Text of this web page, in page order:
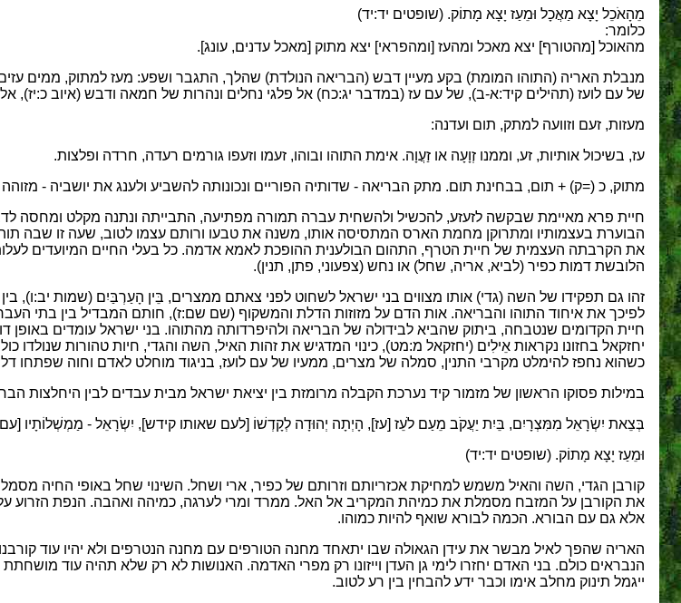
מֵהָאֹכֵל יָצָא מַאֲכָל וּמֵעַז יָצָא מָתוֹק. (שופטים יד:יד)
כלומר:
מהאוכל [מהטורף] יצא מאכל ומהעז [ומהפראי] יצא מתוק [מאכל עדנים, עונג].
מנבלת האריה (התוהו המומת) בקע מעיין דבש (הבריאה הנולדת) שהלך, התגבר ושפע: מעז למתוק, ממים
של עם לועז (תהילים קיד:א-ב), של עם עז (במדבר יג:כח) אל פלגי נחלים ונהרות של חמאה ודבש (איוב
מעזות, זעם וזוועה למתק, תום ועדנה:
עז, בשיכול אותיות, זע, וממנו זְוָעָה או זַעֲוָה. אימת התוהו ובוהו, זעמו וזעפו גורמים רעדה, חרדה ופלצות.
מתוק, כ (=ק) + תום, בבחינת תום. מתק הבריאה - שדותיה הפוריים ונכונותה להשביע ולענג את יושביה -
חיית פרא מאיימת שבקשה לזעזע, להכשיל ולהשחית עברה תמורה מפתיעה, התבייתה ונתנה מקלט ומחסה
הבוערת בעצמותיו ומתרוקן מחמת הארס המתסיסה אותו, משנה את טבעו ורותם עצמו לטוב, שעה זו שבה
את הקרבתה העצמית של חיית הטרף, התהום הבולענית ההופכת לאמא אדמה. כל בעלי החיים המיועדים
הלובשת דמות כפיר (לביא, אריה, שחל) או נחש (צפעוני, פתן, תנין).
זהו גם תפקידו של השה (גדי) אותו מצווים בני ישראל לשחוט לפני צאתם ממצרים, בֵּין הָעַרְבַּיִם (שמות
לפיכך את איחוד התוהו והבריאה. אות הדם על מזוזות הדלת והמשקוף (שם שם:ז), חותם המבדיל בין בתי
חיית הקדומים שנטבחה, ביתוק שהביא לבידולה של הבריאה ולהיפרדותה מהתוהו. בני ישראל עומדים
יחזקאל בחזונו נקראות אֵילִים (יחזקאל מ:מט), כינוי המדגיש את זהות האיל, השה והגדי, חיות טהורות
כשהוא נחפז להימלט מקרבי התנין, סמלה של מצרים, ממעיו של עם לועז, בניגוד מוחלט לאדם וחוה שפתחו
במילות פסוקו הראשון של מזמור קיד נערכת הקבלה מרומזת בין יציאת ישראל מבית עבדים לבין היחלצות
בְּצֵאת יִשְׂרָאֵל מִמִּצְרָיִם, בֵּיִת יַעֲקֹב מֵעַם לֹעֵז [עז], הָיְתָה יְהוּדָה לְקָדְשׁוֹ [לעם שאותו קידש], יִשְׂרָאֵל - מַמְשְׁלוֹתָיו
וּמֵעַז יָצָא מָתוֹק. (שופטים יד:יד)
קורבן הגדי, השה והאיל משמש למחיקת אכזריותם וזרותם של כפיר, ארי ושחל. השינוי שחל באופי החיה
את הקורבן על המזבח מסמלת את כמיהת המקריב אל האל. ממרד ומרי לערגה, כמיהה ואהבה. הנפת הזרוע
אלא גם עם הבורא. הכמה לבורא שואף להיות כמוהו.
האריה שהפך לאיל מבשר את עידן הגאולה שבו יתאחד מחנה הטורפים עם מחנה הנטרפים ולא יהיו עוד
הנבראים כולם. בני האדם יחזרו לימי גן העדן וייזונו רק מפרי האדמה. האנושות לא רק שלא תהיה עוד
ייגמל תינוק מחלב אימו וכבר ידע להבחין בין רע לטוב.